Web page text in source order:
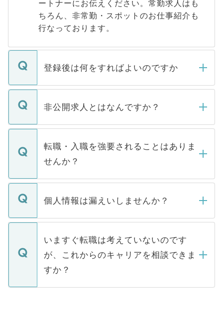
ートナーにお伝えください。常勤求人はも
ちろん、非常勤・スポットのお仕事紹介も
行なっております。
登録後は何をすればよいのですか
ご登録いただきましたら、弊社担当者がご
登録内容を確認し、その後メールもしくは
ます。通常、5営業日以内にはご連絡をせて
いただきますので、しばらくお待ちくださ
い。
非公開求人とはなんですか？
マイナビDOCTORで取り扱っている求人の
うち約3割は、Webサイトからご覧いただ
けない「非公開求人」です。非公開求人は
下記の理由によって、一般には公開してい
ません。
■応募殺到を避けるため 人気のある医療機
関を公にしてしまうと、応募が殺到する場
に、医療機関が求める条件に合った人材の
みを人材紹介会社に依頼するケースが増え
ています。
転職・入職を強要されることはありま
せんか？
転職・入職を強要することは一切ありませ
ん。また、仮に応募先から内定をいただい
定を承諾する必要はありません。内定先へ
の辞退の連絡はキャリアパートナーが行い
ますので、ご安心ください。
個人情報は漏えいしませんか？
個人情報が漏えいすることはありませんの
で、ご安心ください。当サイトからの登録
などで収集したご登録者様の個人情報は、
ご本人のキャリアアップおよび転職活動の
支援を目的に使用いたします。お預かりし
ているすべての個人データはご本人の許可
いますぐ転職は考えていないのです
が、これからのキャリアを相談できま
すか？